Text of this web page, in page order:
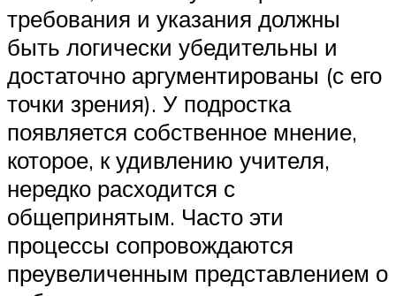
требования и указания должны
быть логически убедительны и
достаточно аргументированы (с его
точки зрения). У подростка
появляется собственное мнение,
которое, к удивлению учителя,
нередко расходится с
общепринятым. Часто эти
процессы сопровождаются
преувеличенным представлением о